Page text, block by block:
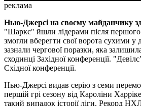
реклама
Нью-Джерсі на своєму майданчику
"Шаркс" йшли лідерами після першого
змогли вберегти свої ворота сухими у
зазнали чергової поразки, яка
сходинці Західної конференції.
Східної конференції.
Нью-Джерсі видав серію з семи
першій грі сезону від Кароліни
такий випадок історії ліги. Рекорд